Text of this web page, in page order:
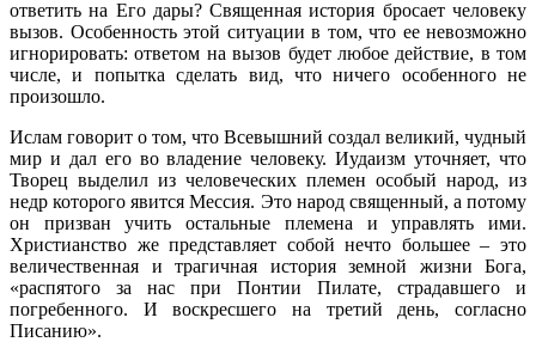
ответить на Его дары? Священная история бросает человеку
вызов. Особенность этой ситуации в том, что ее невозможно
игнорировать: ответом на вызов будет любое действие, в том
числе, и попытка сделать вид, что ничего особенного не
произошло.
Ислам говорит о том, что Всевышний создал великий, чудный
мир и дал его во владение человеку. Иудаизм уточняет, что
Творец выделил из человеческих племен особый народ, из
недр которого явится Мессия. Это народ священный, а потому
он призван учить остальные племена и управлять ими.
Христианство же представляет собой нечто большее – это
величественная и трагичная история земной жизни Бога,
«распятого за нас при Понтии Пилате, страдавшего и
погребенного. И воскресшего на третий день, согласно
Писанию».